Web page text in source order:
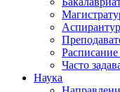
Расписание
Часто
Наука